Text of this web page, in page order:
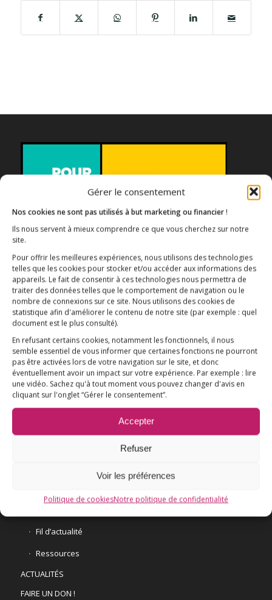
Gérer le consentement
Nos cookies ne sont pas utilisés à but marketing ou financier !
Ils nous servent à mieux comprendre ce que vous cherchez sur notre
site.
Pour offrir les meilleures expériences, nous utilisons des technologies
telles que les cookies pour stocker et/ou accéder aux informations des
appareils. Le fait de consentir à ces technologies nous permettra de
traiter des données telles que le comportement de navigation ou le
nombre de connexions sur ce site. Nous utilisons des cookies de
statistique afin d'améliorer le contenu de notre site (par exemple : quel
document est le plus consulté).
En refusant certains cookies, notamment les fonctionnels, il nous
semble essentiel de vous informer que certaines fonctions ne pourront
pas être activées lors de votre navigation sur le site, et donc
éventuellement avoir un impact sur votre expérience. Par exemple : lire
une vidéo. Sachez qu'à tout moment vous pouvez changer d'avis en
cliquant sur l'onglet “Gérer le consentement”.
Accepter
Refuser
Voir les préférences
Politique de cookiesNotre politique de confidentialité
Association E3M
Qui sommes-nous ? AIDEZ-NOUS !
L’ESSENTIEL
COMPRENDRE
Fil d’actualité
Ressources
ACTUALITÉS
FAIRE UN DON !